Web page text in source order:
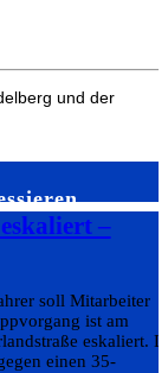
und der
–
soll Mitarbeiter
ist am
eskaliert.
einen 35-